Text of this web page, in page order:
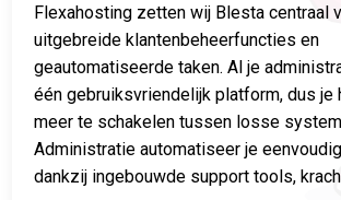
Flexahosting zetten wij Blesta centraal
uitgebreide klantenbeheerfuncties en
geautomatiseerde taken. Al je
één gebruiksvriendelijk platform, dus je
meer te schakelen tussen losse
Administratie automatiseer je
dankzij ingebouwde support tools,